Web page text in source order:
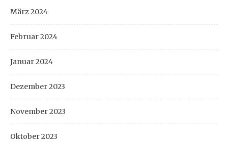
März 2024
Februar 2024
Januar 2024
Dezember 2023
November 2023
Oktober 2023